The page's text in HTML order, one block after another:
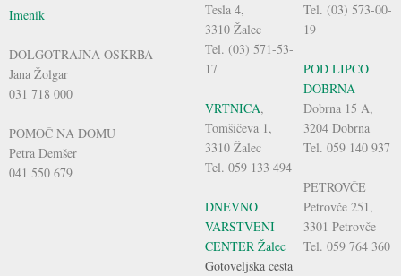
Imenik
DOLGOTRAJNA OSKRBA
Jana Žolgar
031 718 000
POMOČ NA DOMU
Petra Demšer
041 550 679
Tesla 4,
3310 Žalec
Tel. (03) 571-53-
17
VRTNICA,
Tomšičeva 1,
3310 Žalec
Tel. 059 133 494
DNEVNO
VARSTVENI
CENTER Žalec
Gotoveljska cesta
Tel. (03) 573-00-
19
POD LIPCO
DOBRNA
Dobrna 15 A,
3204 Dobrna
Tel. 059 140 937
PETROVČE
Petrovče 251,
3301 Petrovče
Tel. 059 764 360